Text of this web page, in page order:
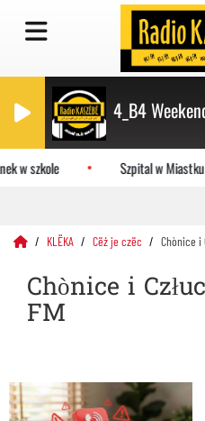
4_B4
szkole Szpital w Miastku
KLËKA Cëż je czëc Chònice i
Chònice i
FM